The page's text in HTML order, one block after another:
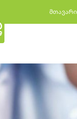
მთავარი